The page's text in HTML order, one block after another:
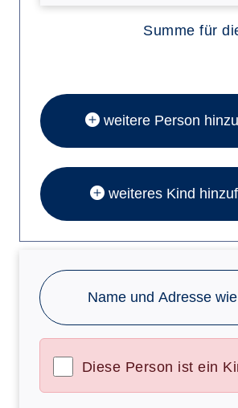
Summe für
weitere Person
weiteres Kind
Name und Adresse
Diese Person ist ein